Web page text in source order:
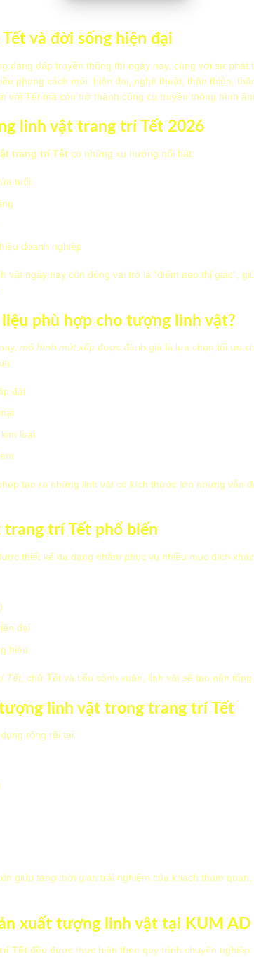
và đời sống hiện đại
dáng dấp truyền thống thì ngày nay, cùng với sự phát
phong cách mới: hiện đại, nghệ thuật, thân thiện,
với Tết mà còn trở thành công cụ truyền thông hình
linh vật trang trí Tết 2026
trang trí Tết có những xu hướng nổi bật:
tuổi
doanh nghiệp
vật ngày nay còn đóng vai trò là “điểm neo thị giác”,
phù hợp cho tượng linh vật?
mô hình mút xốp được đánh giá là lựa chọn tối ưu
đặt
loại
tạo ra những linh vật có kích thước lớn nhưng vẫn
trí Tết phổ biến
thiết kế đa dạng nhằm phục vụ nhiều mục đích
đại
hiệu
Tết, chữ Tết và tiểu cảnh xuân, linh vật sẽ tạo nên
linh vật trong trang trí Tết
rộng rãi tại:
giúp tăng thời gian trải nghiệm của khách tham
xuất tượng linh vật tại KUM AD
Tết đều được thực hiện theo quy trình chuyên nghiệp: